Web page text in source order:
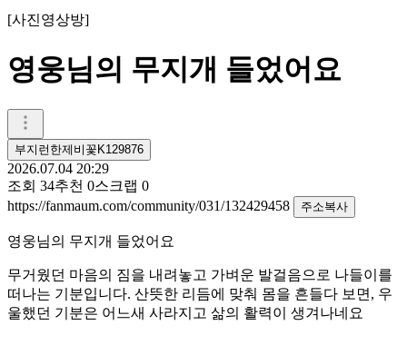
[사진영상방]
영웅님의 무지개 들었어요
부지런한제비꽃K129876
2026.07.04 20:29
조회 34추천 0스크랩 0
https://fanmaum.com/community/031/132429458
주소복사
영웅님의 무지개 들었어요
무거웠던 마음의 짐을 내려놓고 가벼운 발걸음으로 나들이를
떠나는 기분입니다. 산뜻한 리듬에 맞춰 몸을 흔들다 보면, 우
울했던 기분은 어느새 사라지고 삶의 활력이 생겨나네요